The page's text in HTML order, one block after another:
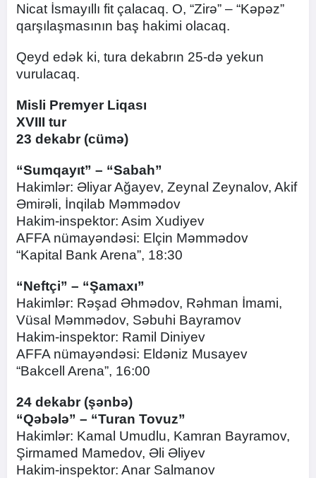
Nicat İsmayıllı fit çalacaq. O, “Zirə” – “Kəpəz”
qarşılaşmasının baş hakimi olacaq.
Qeyd edək ki, tura dekabrın 25-də yekun
vurulacaq.
Misli Premyer Liqası
XVIII tur
23 dekabr (cümə)
“Sumqayıt” – “Sabah”
Hakimlər: Əliyar Ağayev, Zeynal Zeynalov, Akif
Əmirəli, İnqilab Məmmədov
Hakim-inspektor: Asim Xudiyev
AFFA nümayəndəsi: Elçin Məmmədov
“Kapital Bank Arena”, 18:30
“Neftçi” – “Şamaxı”
Hakimlər: Rəşad Əhmədov, Rəhman İmami,
Vüsal Məmmədov, Səbuhi Bayramov
Hakim-inspektor: Ramil Diniyev
AFFA nümayəndəsi: Eldəniz Musayev
“Bakcell Arena”, 16:00
24 dekabr (şənbə)
“Qəbələ” – “Turan Tovuz”
Hakimlər: Kamal Umudlu, Kamran Bayramov,
Şirmamed Mamedov, Əli Əliyev
Hakim-inspektor: Anar Salmanov